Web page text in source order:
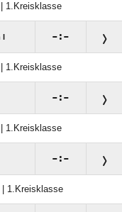
1.Kreisklasse
:
1.Kreisklasse
:
1.Kreisklasse
:
| 1.Kreisklasse